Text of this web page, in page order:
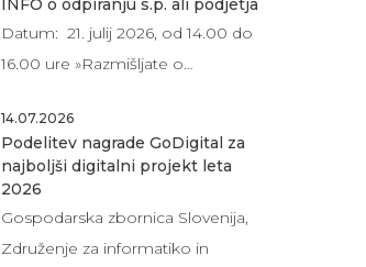
INFO o odpiranju s.p. ali podjetja
Datum: 21. julij 2026, od 14.00 do
16.00 ure »Razmišljate o…
14.07.2026
Podelitev nagrade GoDigital za
najboljši digitalni projekt leta
2026
Gospodarska zbornica Slovenija,
Združenje za informatiko in